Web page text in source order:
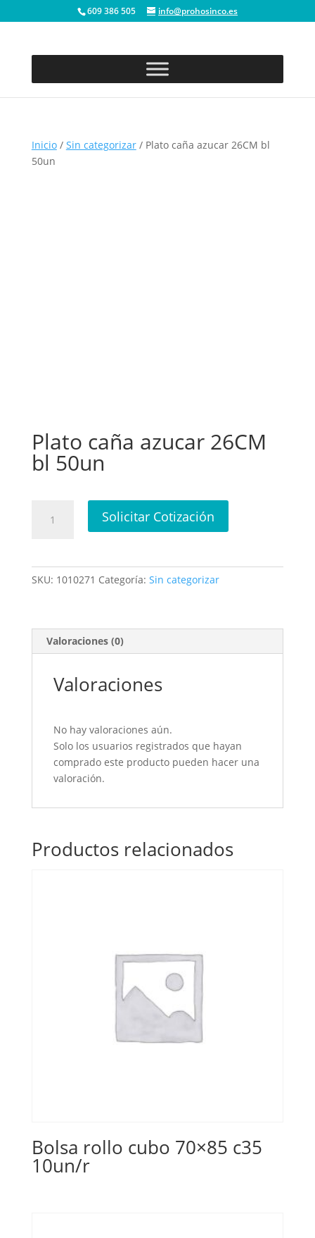
609 386 505 info@prohosinco.es
Inicio/ Sin categorizar/ Plato caña azucar 26CM bl
50un
Plato caña azucar 26CM
bl 50un
caña
Solicitar Cotización
SKU: 1010271 Categoría: Sin categorizar
Valoraciones (0)
Valoraciones
No hay valoraciones aún.
Solo los usuarios registrados que hayan
comprado este producto pueden hacer una
valoración.
Productos relacionados
Bolsa rollo cubo 70×85 c35
10un/r